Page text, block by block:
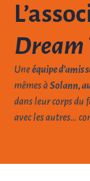
Dream
Uneéquipe d’amis
mêmes àSolann,
dans leur corps du
avec les autres…